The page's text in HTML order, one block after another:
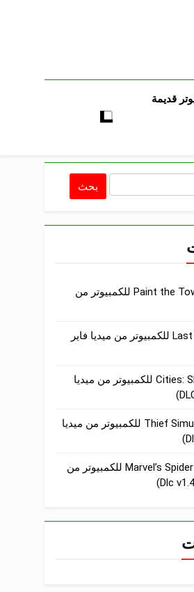
تحميل لعبة Paint the Town Red للكمبيوتر من
تحميل لعبة Last Epoch للكمبيوتر من ميديا فاير
تحميل لعبة Cities: Skylines للكمبيوتر من ميديا
تحميل لعبة Thief Simulator 2 للكمبيوتر من ميديا
تحميل لعبة Marvel’s Spider Man 2 للكمبيوتر من